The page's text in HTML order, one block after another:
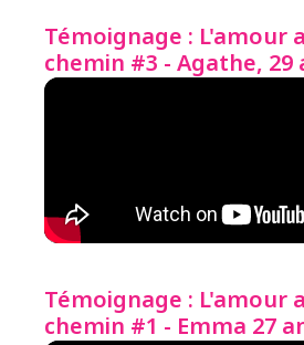
Témoignage : L'amour
chemin #3 - Agathe, 29
Témoignage : L'amour
chemin #1 - Emma 27